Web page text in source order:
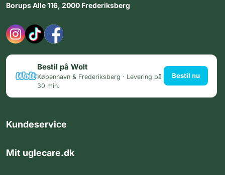
Borups Alle 116, 2000 Frederiksberg
Bestil på Wolt
København & Frederiksberg · Levering på
30 min.
Bestil nu
Kundeservice
Mit uglecare.dk